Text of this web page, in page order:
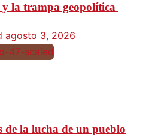
y la trampa geopolítica
agosto 3, 2026
de la lucha de un pueblo